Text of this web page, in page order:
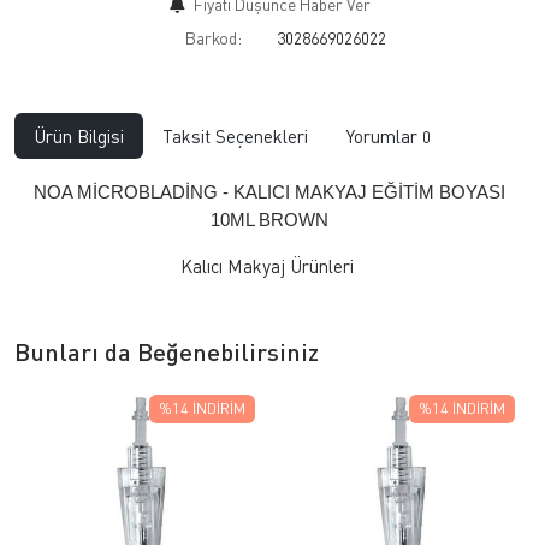
Barkod:
3028669026022
Ürün Bilgisi Taksit Seçenekleri Yorumlar 0
NOA MİCROBLADİNG - KALICI MAKYAJ EĞİTİM BOYASI
10ML BROWN
Kalıcı Makyaj Ürünleri
Bunları da Beğenebilirsiniz
%14 İNDIRIM %14 İNDIRIM